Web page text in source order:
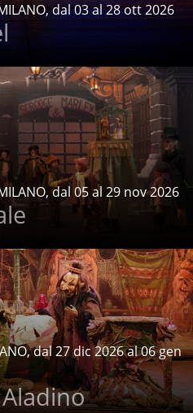
dal 03 al 28 ott 2026
dal 05 al 29 nov 2026
dal 27 dic 2026 al 06 gen